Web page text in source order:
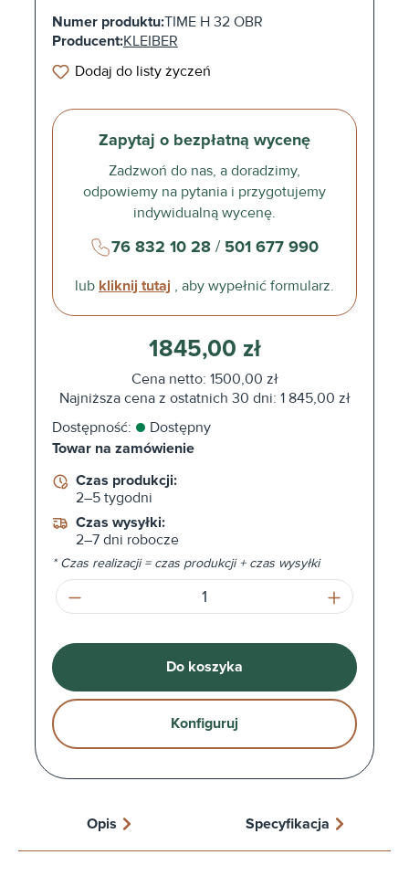
Numer produktu:TIME H 32 OBR
Producent:KLEIBER
Dodaj do listy życzeń
Zapytaj o bezpłatną wycenę
Zadzwoń do nas, a doradzimy,
odpowiemy na pytania i przygotujemy
indywidualną wycenę.
76 832 10 28/ 501 677 990
lub kliknij tutaj , aby wypełnić formularz.
1845,00 zł
Cena netto: 1500,00 zł
Najniższa cena z ostatnich 30 dni: 1 845,00 zł
Dostępność:
Dostępny
Towar na zamówienie
Czas produkcji:
2–5 tygodni
Czas wysyłki:
2–7 dni robocze
* Czas realizacji = czas produkcji + czas wysyłki
Ilość produktu: Wprowadź żądaną
Do koszyka
Konfiguruj
Opis Specyfikacja